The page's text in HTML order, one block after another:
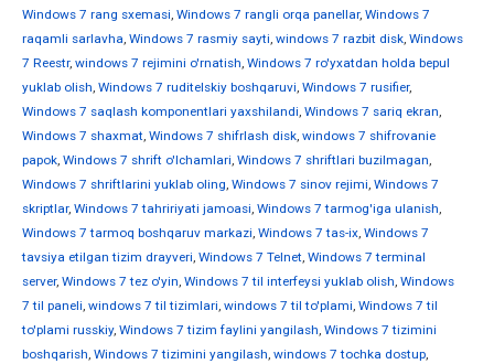
Windows 7 rang sxemasi, Windows 7 rangli orqa panellar, Windows 7
raqamli sarlavha, Windows 7 rasmiy sayti, windows 7 razbit disk, Windows
7 Reestr, windows 7 rejimini o'rnatish, Windows 7 ro'yxatdan holda bepul
yuklab olish, Windows 7 ruditelskiy boshqaruvi, Windows 7 rusifier,
Windows 7 saqlash komponentlari yaxshilandi, Windows 7 sariq ekran,
Windows 7 shaxmat, Windows 7 shifrlash disk, windows 7 shifrovanie
papok, Windows 7 shrift o'lchamlari, Windows 7 shriftlari buzilmagan,
Windows 7 shriftlarini yuklab oling, Windows 7 sinov rejimi, Windows 7
skriptlar, Windows 7 tahririyati jamoasi, Windows 7 tarmog'iga ulanish,
Windows 7 tarmoq boshqaruv markazi, Windows 7 tas-ix, Windows 7
tavsiya etilgan tizim drayveri, Windows 7 Telnet, Windows 7 terminal
server, Windows 7 tez o'yin, Windows 7 til interfeysi yuklab olish, Windows
7 til paneli, windows 7 til tizimlari, windows 7 til to'plami, Windows 7 til
to'plami russkiy, Windows 7 tizim faylini yangilash, Windows 7 tizimini
boshqarish, Windows 7 tizimini yangilash, windows 7 tochka dostup,